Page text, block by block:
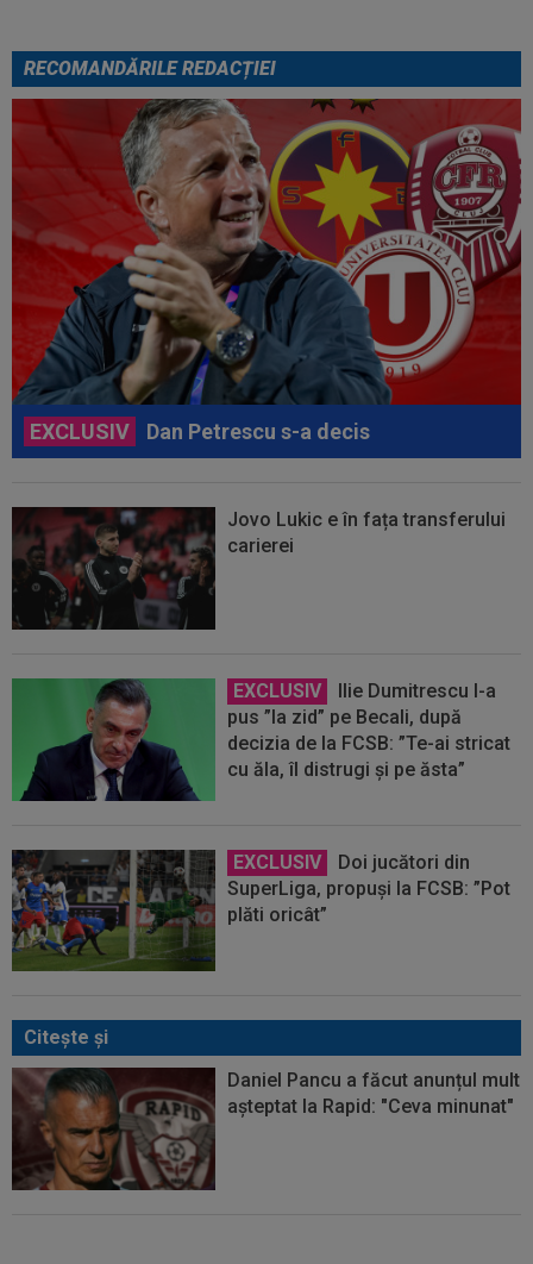
RECOMANDĂRILE REDACȚIEI
EXCLUSIV Dan Petrescu s-a decis
Jovo Lukic e în fața transferului
carierei
EXCLUSIV
Ilie Dumitrescu l-a
pus ”la zid” pe Becali, după
decizia de la FCSB: ”Te-ai stricat
cu ăla, îl distrugi și pe ăsta”
EXCLUSIV
Doi jucători din
SuperLiga, propuși la FCSB: ”Pot
plăti oricât”
Citeşte şi
Daniel Pancu a făcut anunțul mult
așteptat la Rapid: "Ceva minunat"